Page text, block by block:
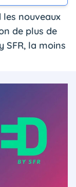
nouveaux
de plus de
SFR, la moins